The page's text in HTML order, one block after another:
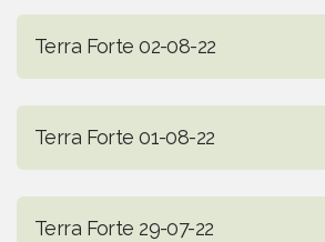
Terra Forte 02-08-22
Terra Forte 01-08-22
Terra Forte 29-07-22